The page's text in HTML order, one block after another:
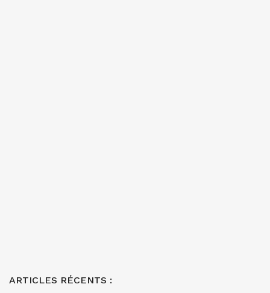
ARTICLES RÉCENTS :